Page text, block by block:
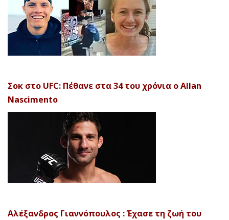
Σοκ στο UFC: Πέθανε στα 34 του χρόνια ο Allan
Nascimento
Αλέξανδρος Γιαννόπουλος : Έχασε τη ζωή του